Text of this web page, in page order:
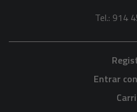
Tel.: 914
Entrar